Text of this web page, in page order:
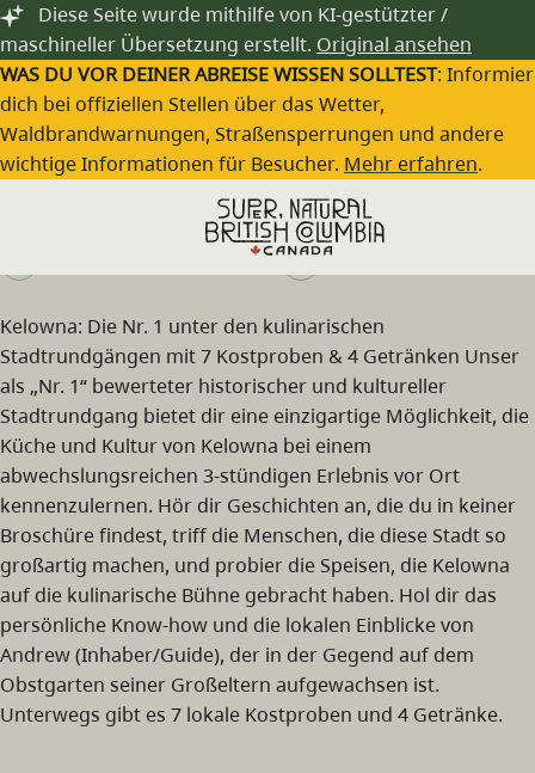
Zum Hauptinhalt springen
Diese Seite wurde mithilfe von KI-gestützter /
maschineller Übersetzung erstellt. Original ansehen
WAS DU VOR DEINER ABREISE WISSEN SOLLTEST:
dich bei offiziellen Stellen über das Wetter,
Waldbrandwarnungen, Straßensperrungen und andere
wichtige Informationen für Besucher. Mehr erfahren.
A Taste Of Kelowna Food Tours
(250) 801-9317
Kelowna: Die Nr. 1 unter den kulinarischen
Stadtrundgängen mit 7 Kostproben & 4 Getränken Unser
als „Nr. 1“ bewerteter historischer und kultureller
Stadtrundgang bietet dir eine einzigartige Möglichkeit, die
Küche und Kultur von Kelowna bei einem
abwechslungsreichen 3-stündigen Erlebnis vor Ort
kennenzulernen. Hör dir Geschichten an, die du in keiner
Broschüre findest, triff die Menschen, die diese Stadt so
großartig machen, und probier die Speisen, die Kelowna
auf die kulinarische Bühne gebracht haben. Hol dir das
persönliche Know-how und die lokalen Einblicke von
Andrew (Inhaber/Guide), der in der Gegend auf dem
Obstgarten seiner Großeltern aufgewachsen ist.
Unterwegs gibt es 7 lokale Kostproben und 4 Getränke.